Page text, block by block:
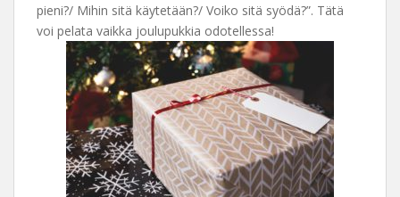
pieni?/ Mihin sitä käytetään?/ Voiko sitä syödä?”. Tätä
voi pelata vaikka joulupukkia odotellessa!